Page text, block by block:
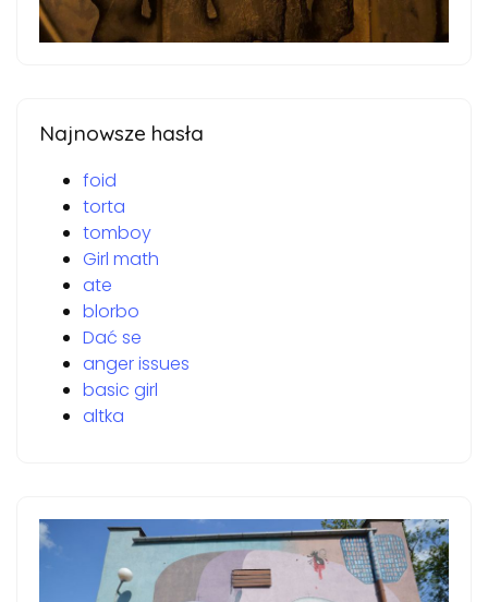
Najnowsze hasła
foid
torta
tomboy
Girl math
ate
blorbo
Dać se
anger issues
basic girl
altka